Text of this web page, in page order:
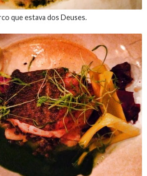
que estava dos Deuses.